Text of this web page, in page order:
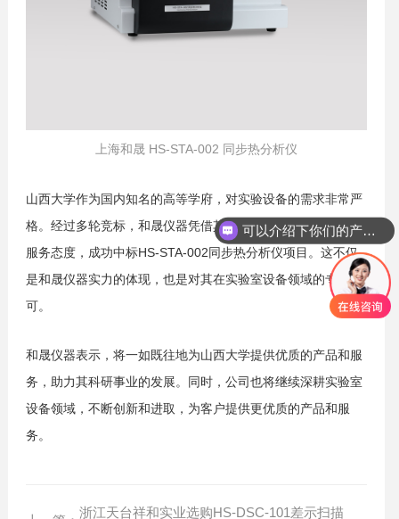
上海和晟 HS-STA-002 同步热分析仪
山西大学作为国内知名的高等学府，对实验设备的需求非常严
格。经过多轮竞标，和晟仪器凭借其卓越的产品质量和专业的
服务态度，成功中标HS-STA-002同步热分析仪项目。这不仅
是和晟仪器实力的体现，也是对其在实验室设备领域的专业认
可。
和晟仪器表示，将一如既往地为山西大学提供优质的产品和服
务，助力其科研事业的发展。同时，公司也将继续深耕实验室
设备领域，不断创新和进取，为客户提供更优质的产品和服
务。
浙江天台祥和实业选购HS-DSC-101差示扫描
可以介绍下你们的产品么？